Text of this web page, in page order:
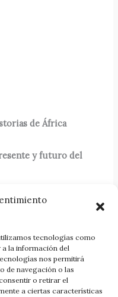
tecnologías como
la información del
nos permitirá
de navegación o las
o retirar el
a ciertas características
de África
y futuro del